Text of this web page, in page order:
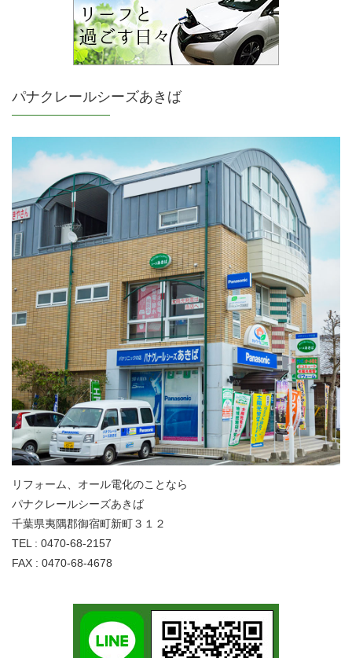
パナクレールシーズあきば
リフォーム、オール電化のことなら
パナクレールシーズあきば
千葉県夷隅郡御宿町新町３１２
TEL : 0470-68-2157
FAX : 0470-68-4678